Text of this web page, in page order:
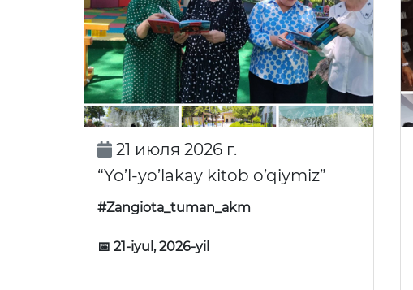
21 июля 2026 г.
“Yo’l-yo’lakay kitob o’qiymiz”
#Zangiota_tuman_akm
📅 21-iyul, 2026-yil